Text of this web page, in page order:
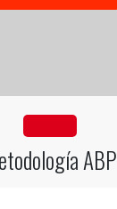
ABP